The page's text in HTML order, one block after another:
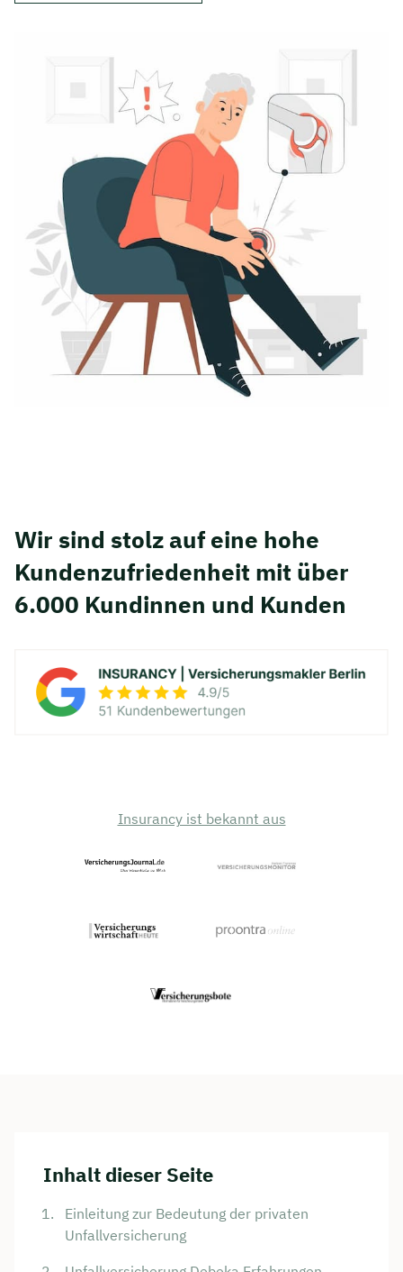
Wir sind stolz auf eine hohe
Kunden­zufriedenheit mit über
6.000 Kundinnen und Kunden
Insurancy ist bekannt aus
Inhalt dieser Seite
Einleitung zur Bedeutung der privaten
Unfallversicherung